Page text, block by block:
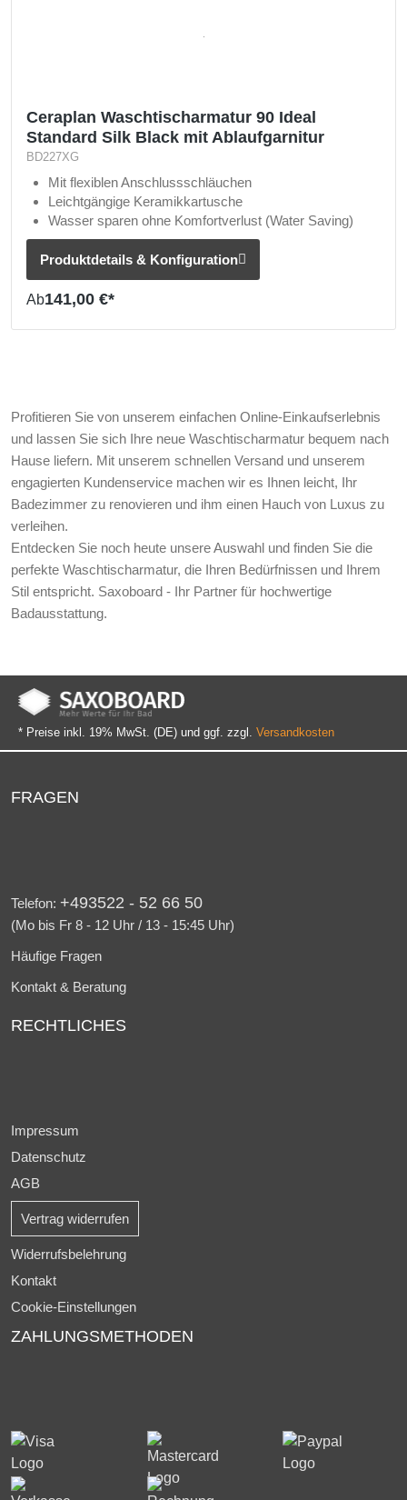
Ceraplan Waschtischarmatur 90 Ideal
Standard Silk Black mit Ablaufgarnitur
BD227XG
Mit flexiblen Anschlussschläuchen
Leichtgängige Keramikkartusche
Wasser sparen ohne Komfortverlust (Water Saving)
Produktdetails & Konfiguration
Ab141,00 €*
Profitieren Sie von unserem einfachen Online-Einkaufserlebnis
und lassen Sie sich Ihre neue Waschtischarmatur bequem nach
Hause liefern. Mit unserem schnellen Versand und unserem
engagierten Kundenservice machen wir es Ihnen leicht, Ihr
Badezimmer zu renovieren und ihm einen Hauch von Luxus zu
verleihen.
Entdecken Sie noch heute unsere Auswahl und finden Sie die
perfekte Waschtischarmatur, die Ihren Bedürfnissen und Ihrem
Stil entspricht. Saxoboard - Ihr Partner für hochwertige
Badausstattung.
* Preise inkl. 19% MwSt. (DE) und ggf. zzgl. Versandkosten
FRAGEN
Telefon: +493522 - 52 66 50
(Mo bis Fr 8 - 12 Uhr / 13 - 15:45 Uhr)
Häufige Fragen
Kontakt & Beratung
RECHTLICHES
Impressum
Datenschutz
AGB
Vertrag widerrufen
Widerrufsbelehrung
Kontakt
Cookie-Einstellungen
ZAHLUNGSMETHODEN